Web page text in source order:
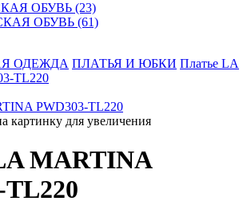
ОБУВЬ (23)
ОБУВЬ (61)
ОДЕЖДА ПЛАТЬЯ И ЮБКИ Платье LA
TL220
картинку для увеличения
MARTINA
TL220